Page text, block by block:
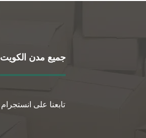
جميع مدن الكويت
تابعنا على انستجرام